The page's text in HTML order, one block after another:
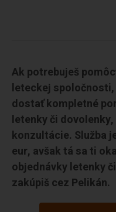
Ak potrebuješ
leteckej
dostať kompletné
letenky či
konzultácie. Služba
eur, avšak tá sa ti
objednávky letenky
zakúpiš cez Pelikán.